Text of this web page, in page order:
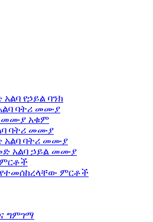
የኃይል ባንክ
ባትሪ መሙያ
መሙያ አቁም
ባትሪ መሙያ
አልባ ባትሪ መሙያ
አልባ ኃይል መሙያ
ምርቶች
ምርቶች
ግምገማ